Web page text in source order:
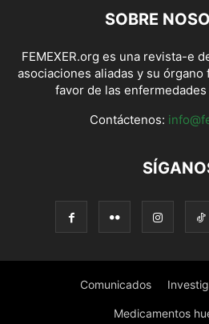
SOBRE
FEMEXER.org es una revista-e
asociaciones aliadas y su
favor de las
Contáctenos:
Comunicados
Medicamentos